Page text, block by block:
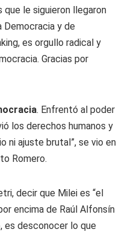
le siguieron llegaron
Democracia y de
es orgullo radical y
Gracias por
. Enfrentó al poder
los derechos humanos y
ni ajuste brutal”, se vio en
Romero.
decir que Milei es “el
encima de Raúl Alfonsín
, es desconocer lo que